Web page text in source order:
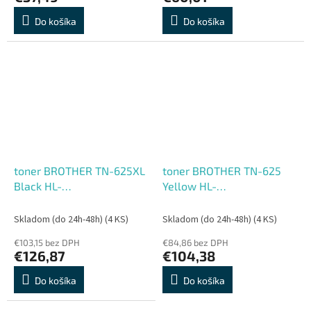
Do košíka Do košíka
toner BROTHER TN-625XL
Black HL-
DCP-L8630CDW, MFC-
(5500 str.)
Skladom (do 24h-48h) (4 KS)
€103,15 bez DPH
€126,87
Do košíka
toner BROTHER TN-625
Yellow HL-
DCP-L8630CDW, MFC-
(1800 str.)
Skladom (do 24h-48h) (4 KS)
€84,86 bez DPH
€104,38
Do košíka